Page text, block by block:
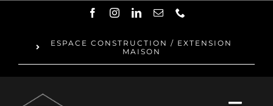
ESPACE CONSTRUCTION / EXTENSION
MAISON